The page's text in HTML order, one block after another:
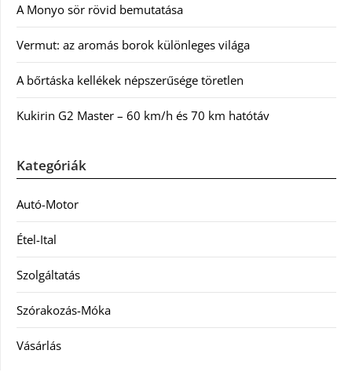
A Monyo sör rövid bemutatása
Vermut: az aromás borok különleges világa
A bőrtáska kellékek népszerűsége töretlen
Kukirin G2 Master – 60 km/h és 70 km hatótáv
Kategóriák
Autó-Motor
Étel-Ital
Szolgáltatás
Szórakozás-Móka
Vásárlás